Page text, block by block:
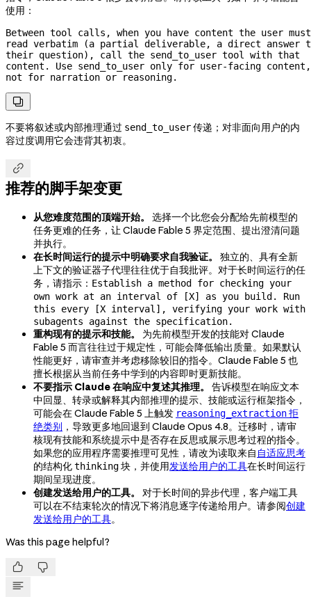
使用：
Between tool calls, when you have content the user must
read verbatim (a partial deliverable, a direct answer
their question), call the send_to_user tool with that
content. Use send_to_user only for user-facing content,
not for narration or reasoning.

不要将叙述或内部推理通过 send_to_user传递；对非面向用户的内
容过度调用它会违背其初衷。

推荐的脚手架变更
从您难度范围的顶端开始。
选择一个比您会分配给先前模型的
任务更难的任务，让 Claude Fable 5 界定范围、提出澄清问题
并执行。
在长时间运行的提示中明确要求自我验证。
独立的、具有全新
上下文的验证器子代理往往优于自我批评。对于长时间运行的任
务，请指示： Establish a method for checking your
own work at an interval of [X] as you build. Run
this every [X interval], verifying your work with
subagents against the specification.
重构现有的提示和技能。
为先前模型开发的技能对 Claude
Fable 5 而言往往过于规定性，可能会降低输出质量。如果默认
性能更好，请审查并考虑移除较旧的指令。Claude Fable 5 也
擅长根据从当前任务中学到的内容即时更新技能。
不要指示 Claude 在响应中复述其推理。
告诉模型在响应文本
中回显、转录或解释其内部推理的提示、技能或运行框架指令，
可能会在 Claude Fable 5 上触发 reasoning_extraction拒
绝类别 ，导致更多地回退到 Claude Opus 4.8。迁移时，请审
核现有技能和系统提示中是否存在反思或展示思考过程的指令。
如果您的应用程序需要推理可见性，请改为读取来自 自适应思考
的结构化thinking块，并使用发送给用户的工具在长时间运行
期间呈现进度。
创建发送给用户的工具。
对于长时间的异步代理，客户端工具
可以在不结束轮次的情况下将消息逐字传递给用户。请参阅创建
发送给用户的工具。
Was this page helpful?
 